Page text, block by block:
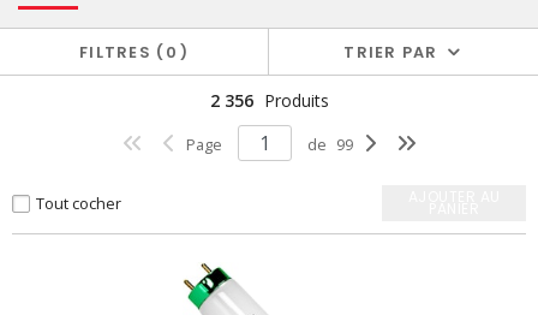
FILTRES 0 TRIER PAR
2 356 Produits
Page de 99
Tout cocher